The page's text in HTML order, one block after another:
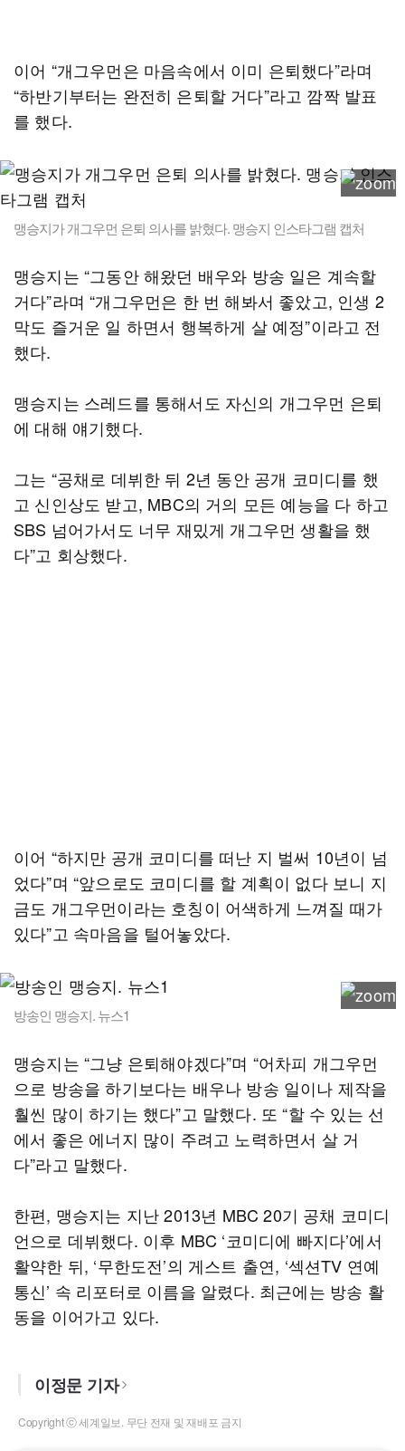
이어 “개그우먼은 마음속에서 이미 은퇴했다”라며
“하반기부터는 완전히 은퇴할 거다”라고 깜짝 발표
를 했다.
맹승지가 개그우먼 은퇴 의사를 밝혔다. 맹승지 인스타그램 캡처
맹승지는 “그동안 해왔던 배우와 방송 일은 계속할
거다”라며 “개그우먼은 한 번 해봐서 좋았고, 인생 2
막도 즐거운 일 하면서 행복하게 살 예정”이라고 전
했다.
맹승지는 스레드를 통해서도 자신의 개그우먼 은퇴
에 대해 얘기했다.
그는 “공채로 데뷔한 뒤 2년 동안 공개 코미디를 했
고 신인상도 받고, MBC의 거의 모든 예능을 다 하고
SBS 넘어가서도 너무 재밌게 개그우먼 생활을 했
다”고 회상했다.
이어 “하지만 공개 코미디를 떠난 지 벌써 10년이 넘
었다”며 “앞으로도 코미디를 할 계획이 없다 보니 지
금도 개그우먼이라는 호칭이 어색하게 느껴질 때가
있다”고 속마음을 털어놓았다.
방송인 맹승지. 뉴스1
맹승지는 “그냥 은퇴해야겠다”며 “어차피 개그우먼
으로 방송을 하기보다는 배우나 방송 일이나 제작을
훨씬 많이 하기는 했다”고 말했다. 또 “할 수 있는 선
에서 좋은 에너지 많이 주려고 노력하면서 살 거
다”라고 말했다.
한편, 맹승지는 지난 2013년 MBC 20기 공채 코미디
언으로 데뷔했다. 이후 MBC ‘코미디에 빠지다’에서
활약한 뒤, ‘무한도전’의 게스트 출연, ‘섹션TV 연예
통신’ 속 리포터로 이름을 알렸다. 최근에는 방송 활
동을 이어가고 있다.
이정문 기자
Copyright ⓒ 세계일보. 무단 전재 및 재배포 금지